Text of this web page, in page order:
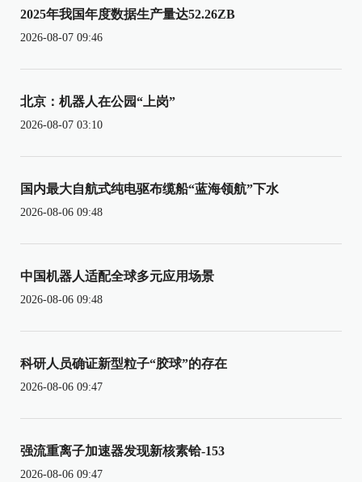
2025年我国年度数据生产量达52.26ZB
2026-08-07 09:46
北京：机器人在公园“上岗”
2026-08-07 03:10
国内最大自航式纯电驱布缆船“蓝海领航”下水
2026-08-06 09:48
中国机器人适配全球多元应用场景
2026-08-06 09:48
科研人员确证新型粒子“胶球”的存在
2026-08-06 09:47
强流重离子加速器发现新核素铪-153
2026-08-06 09:47